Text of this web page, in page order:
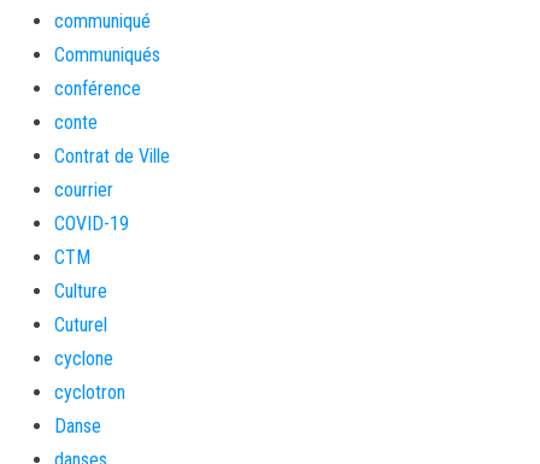
communiqué
Communiqués
conférence
conte
Contrat de Ville
courrier
COVID-19
CTM
Culture
Cuturel
cyclone
cyclotron
Danse